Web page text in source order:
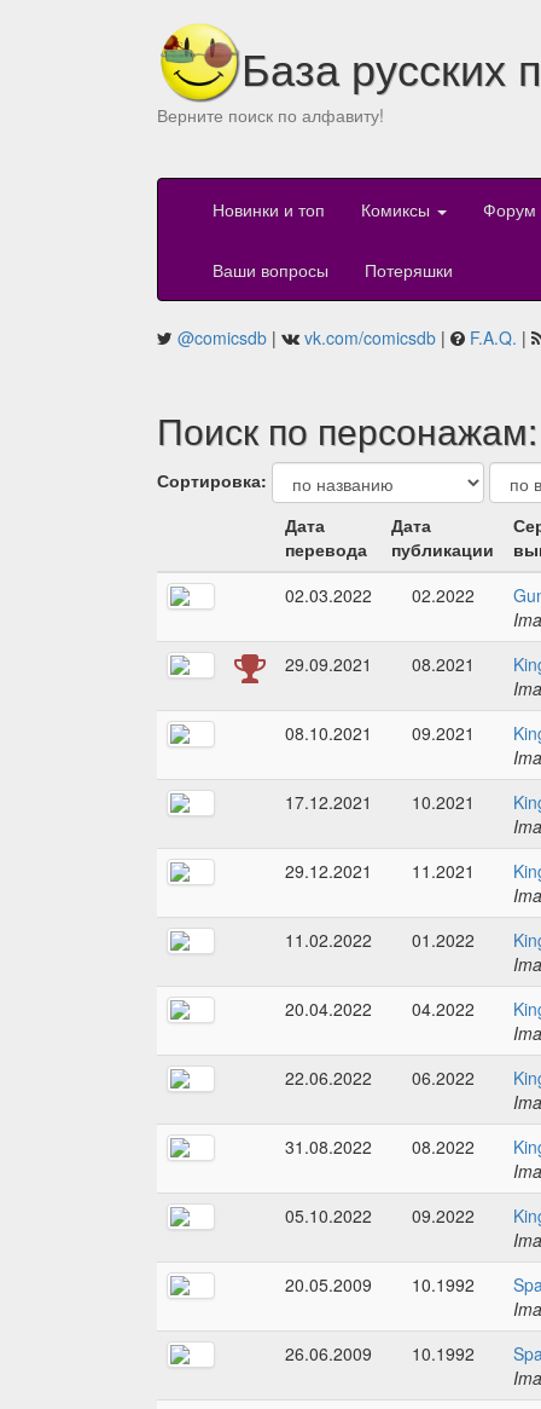
База русских
Верните поиск по алфавиту!
Новинки и топ Комиксы Форум
Ваши вопросы Потеряшки
@comicsdb | vk.com/comicsdb | F.A.Q. |
Поиск по
Сортировка:
Дата
перевода
Дата
публикации
02.03.2022
02.2022
29.09.2021
08.2021
08.10.2021
09.2021
17.12.2021
10.2021
29.12.2021
11.2021
11.02.2022
01.2022
20.04.2022
04.2022
22.06.2022
06.2022
31.08.2022
08.2022
05.10.2022
09.2022
20.05.2009
10.1992
26.06.2009
10.1992